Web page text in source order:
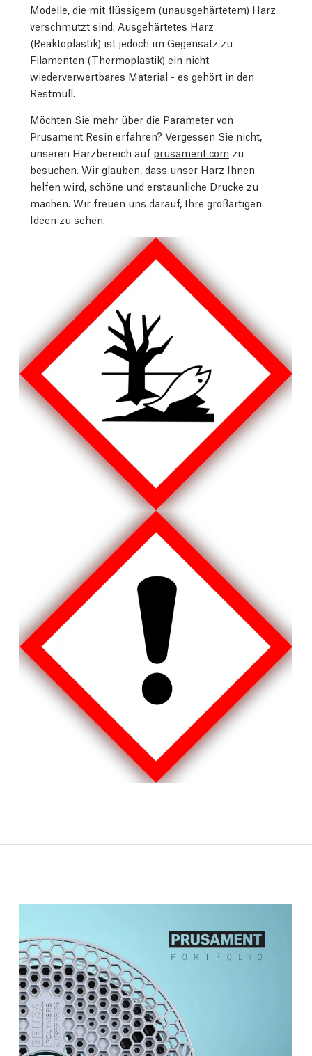
Modelle, die mit flüssigem (unausgehärtetem) Harz
verschmutzt sind. Ausgehärtetes Harz
(Reaktoplastik) ist jedoch im Gegensatz zu
Filamenten (Thermoplastik) ein nicht
wiederverwertbares Material - es gehört in den
Restmüll.
Möchten Sie mehr über die Parameter von
Prusament Resin erfahren? Vergessen Sie nicht,
unseren Harzbereich auf prusament.com zu
besuchen. Wir glauben, dass unser Harz Ihnen
helfen wird, schöne und erstaunliche Drucke zu
machen. Wir freuen uns darauf, Ihre großartigen
Ideen zu sehen.